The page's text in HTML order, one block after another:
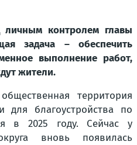
личным контролем главы
задача – обеспечить
выполнение работ,
жители.
территория
благоустройства по
в 2025 году. Сейчас у
вновь появилась